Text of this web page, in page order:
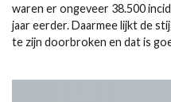
waren er ongeveer 38.500
jaar eerder. Daarmee lijkt de
te zijn doorbroken en dat is